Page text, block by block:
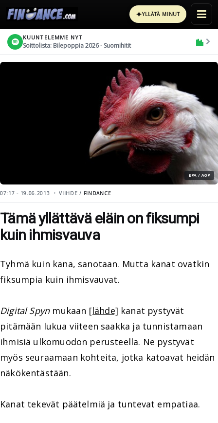
✦YLLÄTÄ MINUT
KUUNTELEMME NYT
Soittolista: Bilepoppia 2026 - Suomihitit
EPA / AOP
07:17 - 19.06.2013 VIIHDE / FINDANCE
Tämä yllättävä eläin on fiksumpi
kuin ihmisvauva
Tyhmä kuin kana, sanotaan. Mutta kanat ovatkin
fiksumpia kuin ihmisvauvat.
Digital Spynmukaan [lähde] kanat pystyvät
pitämään lukua viiteen saakka ja tunnistamaan
ihmisiä ulkomuodon perusteella. Ne pystyvät
myös seuraamaan kohteita, jotka katoavat heidän
näkökentästään.
Kanat tekevät päätelmiä ja tuntevat empatiaa.